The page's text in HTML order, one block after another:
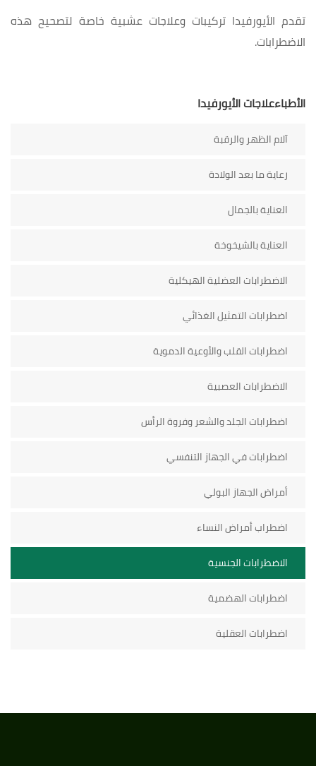
تقدم الأيورفيدا تركيبات وعلاجات عشبية خاصة لتصحيح هذه
الاضطرابات.
الأطباءعلاجات الأيورفيدا
آلام الظهر والرقبة
رعاية ما بعد الولادة
العناية بالجمال
العناية بالشيخوخة
الاضطرابات العضلية الهيكلية
اضطرابات التمثيل الغذائي
اضطرابات القلب والأوعية الدموية
الاضطرابات العصبية
اضطرابات الجلد والشعر وفروة الرأس
اضطرابات في الجهاز التنفسي
أمراض الجهاز البولي
اضطراب أمراض النساء
الاضطرابات الجنسية
اضطرابات الهضمية
اضطرابات العقلية